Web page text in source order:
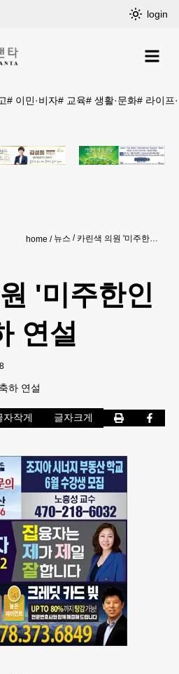
login
# 이민·비자# 교육# 생활·문화# 라이프
home 뉴스 카린색 의원 '미주한인의 날' 축하 연설
'미주한인
연설
하 연설
자작게 글자크게